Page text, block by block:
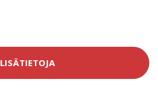
LISÄTIETOJA